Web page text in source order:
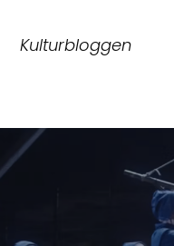
Kulturbloggen